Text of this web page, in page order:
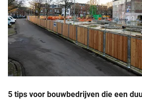
5 tips voor bouwbedrijven die een